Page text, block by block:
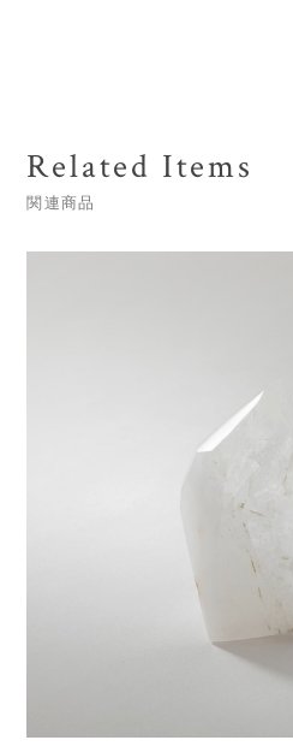
Related Items
関連商品